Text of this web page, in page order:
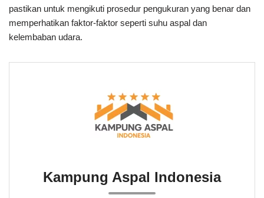
pastikan untuk mengikuti prosedur pengukuran yang benar dan
memperhatikan faktor-faktor seperti suhu aspal dan
kelembaban udara.
Kampung Aspal Indonesia